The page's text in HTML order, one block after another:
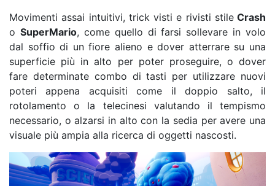
Movimenti assai intuitivi, trick visti e rivisti stileCrash
o SuperMario, come quello di farsi sollevare in volo
dal soffio di un fiore alieno e dover atterrare su una
superficie più in alto per poter proseguire, o dover
fare determinate combo di tasti per utilizzare nuovi
poteri appena acquisiti come il doppio salto, il
rotolamento o la telecinesi valutando il tempismo
necessario, o alzarsi in alto con la sedia per avere una
visuale più ampia alla ricerca di oggetti nascosti.